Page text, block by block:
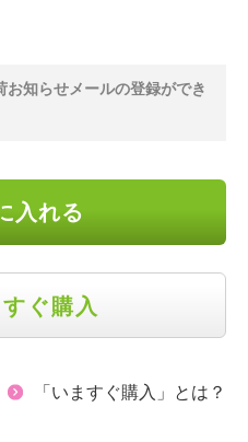
お知らせメールの登録ができ
入れる
ぐ購入
「いますぐ購入」とは？